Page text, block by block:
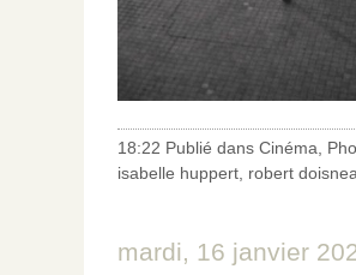
18:22 Publié dans Cinéma
isabelle huppert robert
mardi, 16 janvier